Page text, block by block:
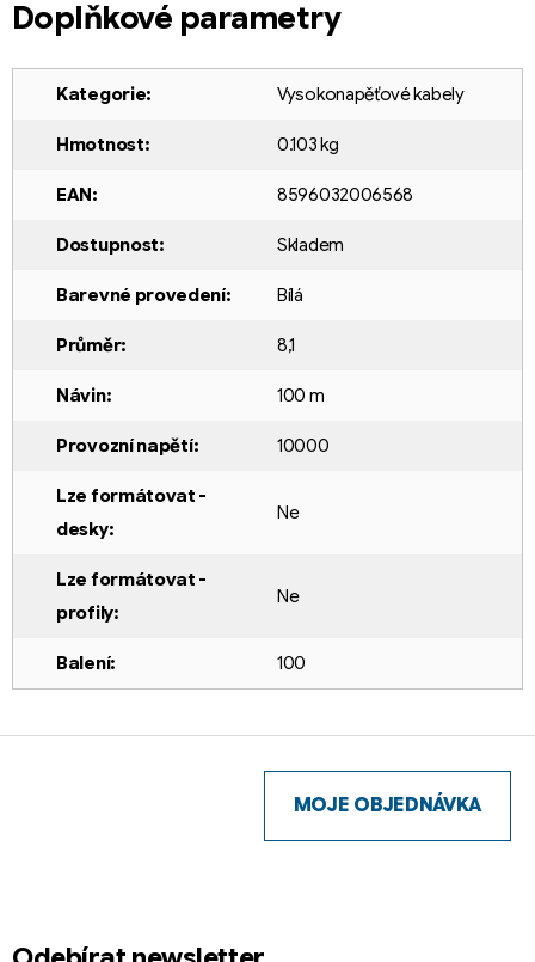
Doplňkové parametry
Kategorie: Vysokonapěťové kabely
Hmotnost: 0.103 kg
EAN: 8596032006568
Dostupnost: Skladem
Barevné provedení: Bílá
Průměr: 8,1
Návin: 100 m
Provozní napětí: 10000
Lze formátovat -
desky:
Ne
Lze formátovat -
profily:
Ne
Balení: 100
MOJE OBJEDNÁVKA